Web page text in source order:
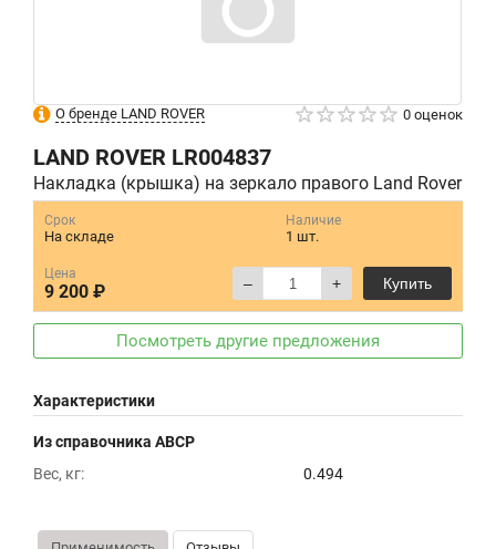
О бренде LAND ROVER 0 оценок
LAND ROVER LR004837
Накладка (крышка) на зеркало правого Land Rover
Срок
На складе
Наличие
1 шт.
Цена
9 200 ₽ – + Купить
Посмотреть другие предложения
Характеристики
Из справочника ABCP
Вес, кг:
0.494